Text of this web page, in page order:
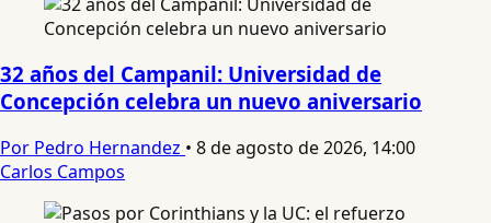
32 años del Campanil: Universidad de
Concepción celebra un nuevo aniversario
Por Pedro Hernandez • 8 de agosto de 2026, 14:00
Carlos Campos